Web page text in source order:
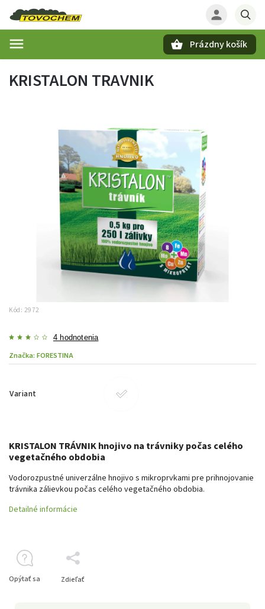
Prázdny košík
KRISTALON TRAVNIK
Kód: 2972
4 hodnotenia
Značka: FORESTINA
Variant
KRISTALON TRÁVNIK hnojivo na trávniky počas celého
vegetačného obdobia
Vodorozpustné univerzálne hnojivo s mikroprvkami pre prihnojovanie
trávnika zálievkou počas celého vegetačného obdobia.
Detailné informácie
Opýtať sa Zdieľať